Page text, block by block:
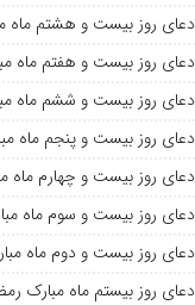
دعای روز بیست و هشتم ماه
دعای روز بیست و هفتم ماه
دعای روز بیست و ششم ماه
دعای روز بیست و پنجم ماه
دعای روز بیست و چهارم ماه
دعای روز بیست و سوم ماه
دعای روز بیست و دوم ماه
دعای روز بیستم ماه مبارک